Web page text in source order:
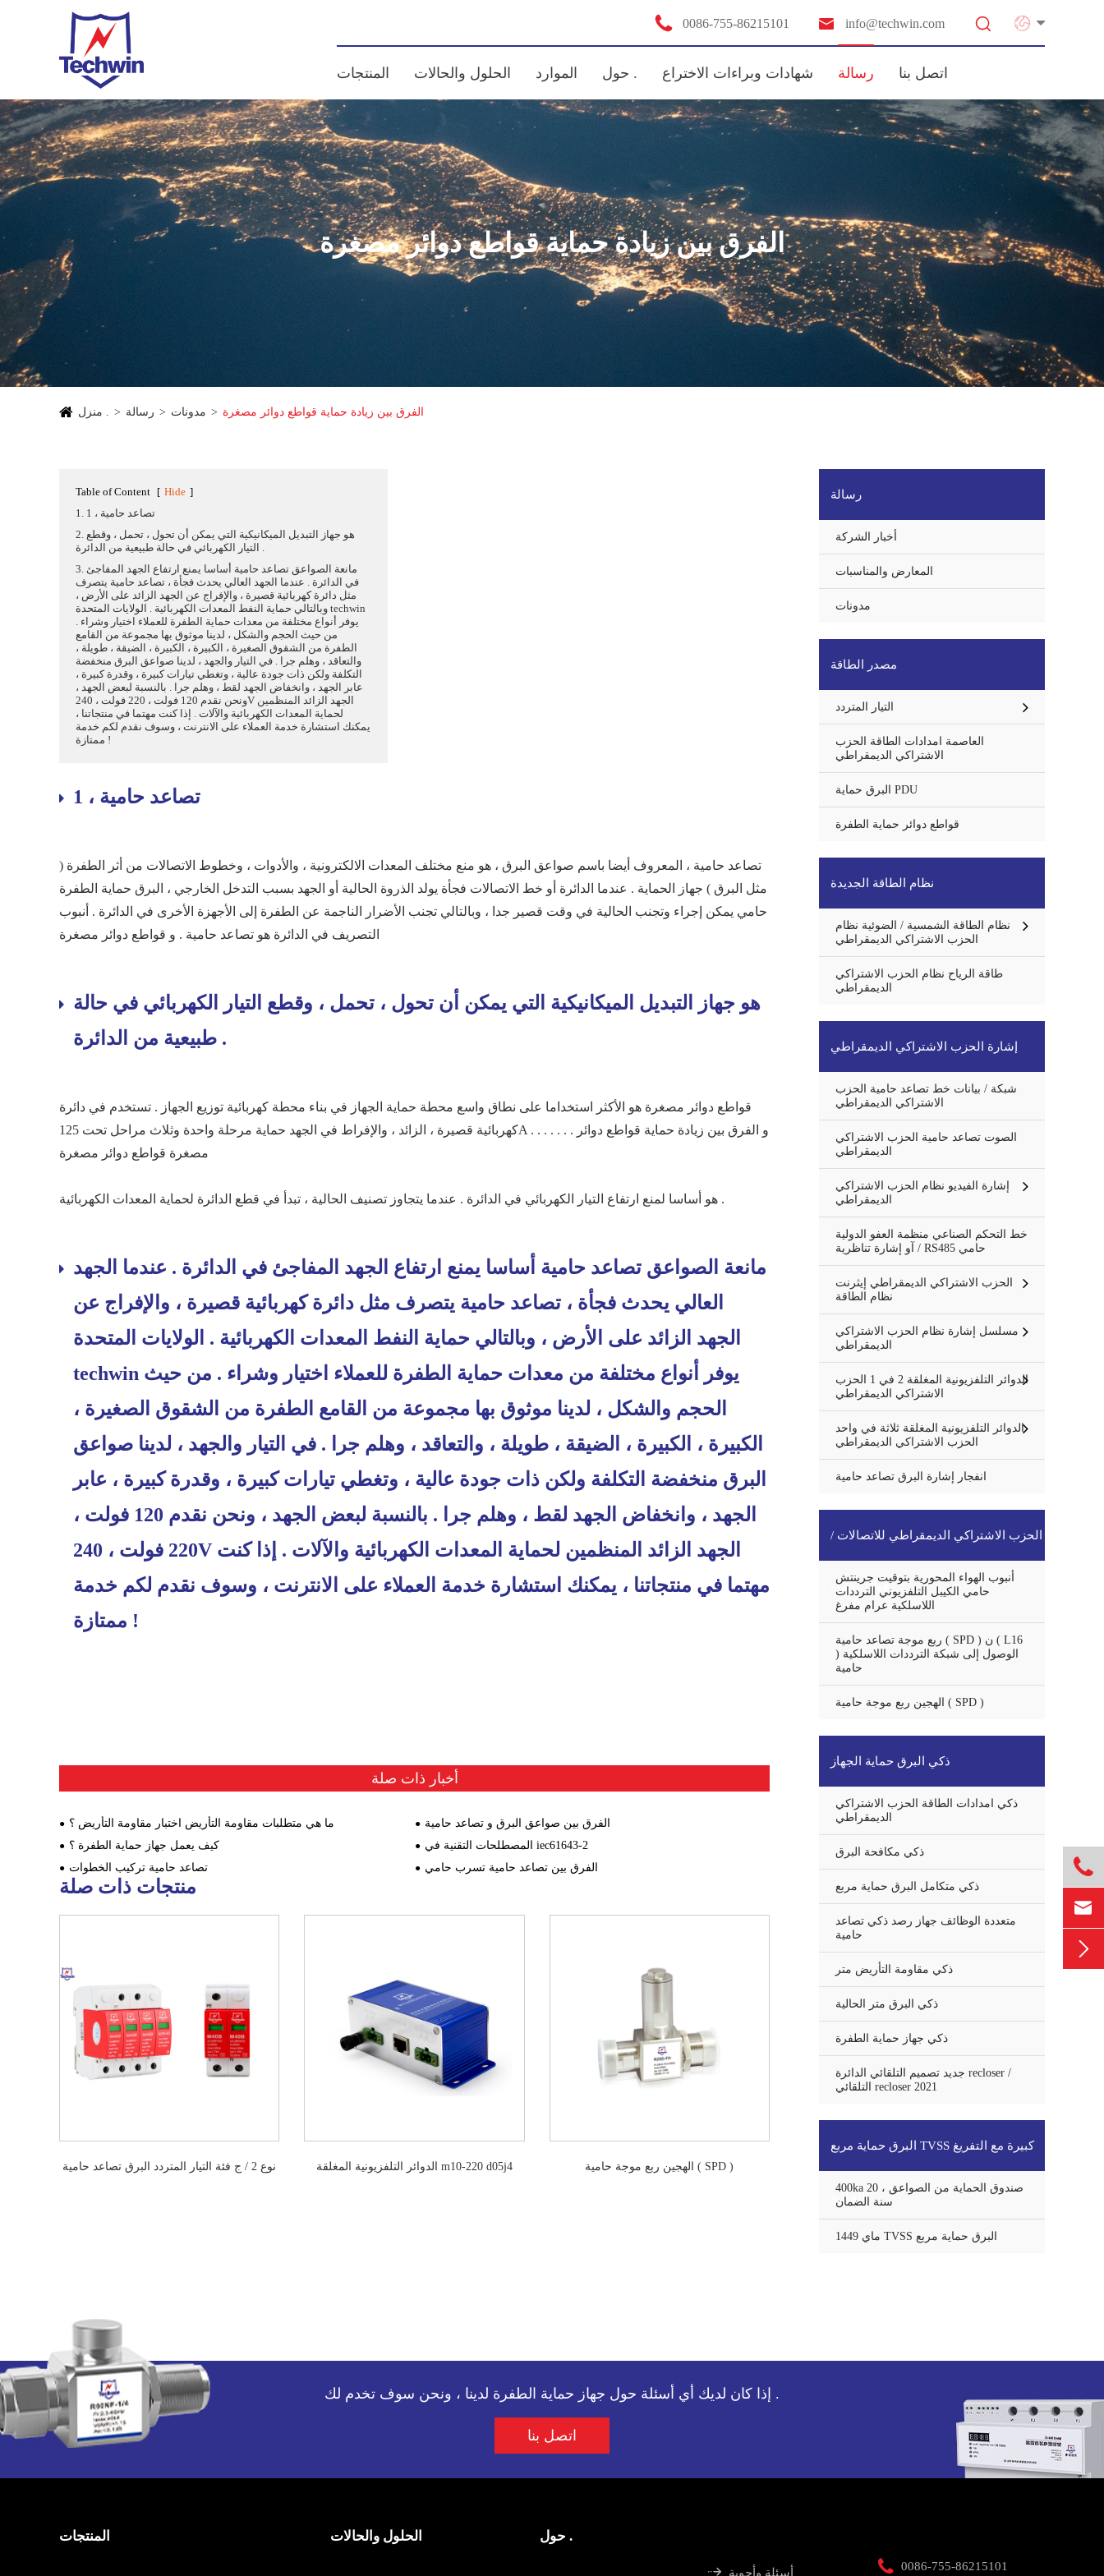
 0086-755-86215101  info@techwin.com 
المنتجات الحلول والحالات الموارد حول . شهادات وبراءات الاختراع رسالة اتصل بنا
الفرق بين زيادة حماية قواطع دوائر مصغرة
منزل . رسالة مدونات الفرق بين زيادة حماية قواطع دوائر مصغرة
Table of Content [ Hide ]
1. 1 ، تصاعد حامية
2. هو جهاز التبديل الميكانيكية التي يمكن أن تحول ، تحمل ، وقطع
التيار الكهربائي في حالة طبيعية من الدائرة .
3. مانعة الصواعق تصاعد حامية أساسا يمنع ارتفاع الجهد المفاجئ
في الدائرة . عندما الجهد العالي يحدث فجأة ، تصاعد حامية يتصرف
مثل دائرة كهربائية قصيرة ، والإفراج عن الجهد الزائد على الأرض ،
وبالتالي حماية النفط المعدات الكهربائية . الولايات المتحدة techwin
يوفر أنواع مختلفة من معدات حماية الطفرة للعملاء اختيار وشراء .
من حيث الحجم والشكل ، لدينا موثوق بها مجموعة من القامع
الطفرة من الشقوق الصغيرة ، الكبيرة ، الكبيرة ، الضيقة ، طويلة ،
والتعاقد ، وهلم جرا . في التيار والجهد ، لدينا صواعق البرق منخفضة
التكلفة ولكن ذات جودة عالية ، وتغطي تيارات كبيرة ، وقدرة كبيرة ،
عابر الجهد ، وانخفاض الجهد لقط ، وهلم جرا . بالنسبة لبعض الجهد ،
ونحن نقدم 120 فولت ، 220 فولت ، 240V الجهد الزائد المنظمين
لحماية المعدات الكهربائية والآلات . إذا كنت مهتما في منتجاتنا ،
يمكنك استشارة خدمة العملاء على الانترنت ، وسوف نقدم لكم خدمة
ممتازة !
1 ، تصاعد حامية
تصاعد حامية ، المعروف أيضا باسم صواعق البرق ، هو منع مختلف المعدات الالكترونية ، والأدوات ، وخطوط الاتصالات من أثر الطفرة (
مثل البرق ) جهاز الحماية . عندما الدائرة أو خط الاتصالات فجأة يولد الذروة الحالية أو الجهد بسبب التدخل الخارجي ، البرق حماية الطفرة
حامي يمكن إجراء وتجنب الحالية في وقت قصير جدا ، وبالتالي تجنب الأضرار الناجمة عن الطفرة إلى الأجهزة الأخرى في الدائرة . أنبوب
التصريف في الدائرة هو تصاعد حامية . و قواطع دوائر مصغرة
هو جهاز التبديل الميكانيكية التي يمكن أن تحول ، تحمل ، وقطع التيار الكهربائي في حالة
طبيعية من الدائرة .
قواطع دوائر مصغرة هو الأكثر استخداما على نطاق واسع محطة حماية الجهاز في بناء محطة كهربائية توزيع الجهاز . تستخدم في دائرة
كهربائية قصيرة ، الزائد ، والإفراط في الجهد حماية مرحلة واحدة وثلاث مراحل تحت 125A . . . . . . . و الفرق بين زيادة حماية قواطع دوائر
مصغرة قواطع دوائر مصغرة
هو أساسا لمنع ارتفاع التيار الكهربائي في الدائرة . عندما يتجاوز تصنيف الحالية ، تبدأ في قطع الدائرة لحماية المعدات الكهربائية .
مانعة الصواعق تصاعد حامية أساسا يمنع ارتفاع الجهد المفاجئ في الدائرة . عندما الجهد
العالي يحدث فجأة ، تصاعد حامية يتصرف مثل دائرة كهربائية قصيرة ، والإفراج عن
الجهد الزائد على الأرض ، وبالتالي حماية النفط المعدات الكهربائية . الولايات المتحدة
techwin يوفر أنواع مختلفة من معدات حماية الطفرة للعملاء اختيار وشراء . من حيث
الحجم والشكل ، لدينا موثوق بها مجموعة من القامع الطفرة من الشقوق الصغيرة ،
الكبيرة ، الكبيرة ، الضيقة ، طويلة ، والتعاقد ، وهلم جرا . في التيار والجهد ، لدينا صواعق
البرق منخفضة التكلفة ولكن ذات جودة عالية ، وتغطي تيارات كبيرة ، وقدرة كبيرة ، عابر
الجهد ، وانخفاض الجهد لقط ، وهلم جرا . بالنسبة لبعض الجهد ، ونحن نقدم 120 فولت ،
220 فولت ، 240V الجهد الزائد المنظمين لحماية المعدات الكهربائية والآلات . إذا كنت
مهتما في منتجاتنا ، يمكنك استشارة خدمة العملاء على الانترنت ، وسوف نقدم لكم خدمة
ممتازة !
أخبار ذات صلة
ما هي متطلبات مقاومة التأريض اختبار مقاومة التأريض ؟
الفرق بين صواعق البرق و تصاعد حامية
كيف يعمل جهاز حماية الطفرة ؟
المصطلحات التقنية في iec61643-2
تصاعد حامية تركيب الخطوات
الفرق بين تصاعد حامية تسرب حامي
منتجات ذات صلة
نوع 2 / ج فئة التيار المتردد البرق تصاعد حامية
الدوائر التلفزيونية المغلقة m10-220 d05j4
الهجين ربع موجة حامية ( SPD )
رسالة
أخبار الشركة
المعارض والمناسبات
مدونات
مصدر الطاقة
التيار المتردد
العاصمة امدادات الطاقة الحزب
الاشتراكي الديمقراطي
البرق حماية PDU
قواطع دوائر حماية الطفرة
نظام الطاقة الجديدة
نظام الطاقة الشمسية / الضوئية نظام
الحزب الاشتراكي الديمقراطي
طاقة الرياح نظام الحزب الاشتراكي
الديمقراطي
إشارة الحزب الاشتراكي الديمقراطي
شبكة / بيانات خط تصاعد حامية الحزب
الاشتراكي الديمقراطي
الصوت تصاعد حامية الحزب الاشتراكي
الديمقراطي
إشارة الفيديو نظام الحزب الاشتراكي
الديمقراطي
خط التحكم الصناعي منظمة العفو الدولية
/ آو إشارة تناظرية RS485 حامي
الحزب الاشتراكي الديمقراطي إيثرنت
نظام الطاقة
مسلسل إشارة نظام الحزب الاشتراكي
الديمقراطي
الدوائر التلفزيونية المغلقة 2 في 1 الحزب
الاشتراكي الديمقراطي
الدوائر التلفزيونية المغلقة ثلاثة في واحد
الحزب الاشتراكي الديمقراطي
انفجار إشارة البرق تصاعد حامية
الحزب الاشتراكي الديمقراطي للاتصالات /
هوائي حماة
أنبوب الهواء المحورية بتوقيت جرينتش
حامي الكيبل التلفزيوني الترددات
اللاسلكية عرام مفرغ
ربع موجة تصاعد حامية ( SPD ) ن ( L16
) الوصول إلى شبكة الترددات اللاسلكية
حامية
الهجين ربع موجة حامية ( SPD )
ذكي البرق حماية الجهاز
ذكي امدادات الطاقة الحزب الاشتراكي
الديمقراطي
ذكي مكافحة البرق
ذكي متكامل البرق حماية مربع
متعددة الوظائف جهاز رصد ذكي تصاعد
حامية
ذكي مقاومة التأريض متر
ذكي البرق متر الحالية
ذكي جهاز حماية الطفرة
جديد تصميم التلقائي الدائرة recloser /
التلقائي recloser 2021
البرق حماية مربع TVSS كبيرة مع التفريغ
الحالية
400ka صندوق الحماية من الصواعق ، 20
سنة الضمان
ماي 1449 TVSS البرق حماية مربع
إذا كان لديك أي أسئلة حول جهاز حماية الطفرة لدينا ، ونحن سوف تخدم لك .
اتصل بنا
المنتجات الحلول والحالات حول .
 أسئلة وأجوبة  0086-755-86215101


